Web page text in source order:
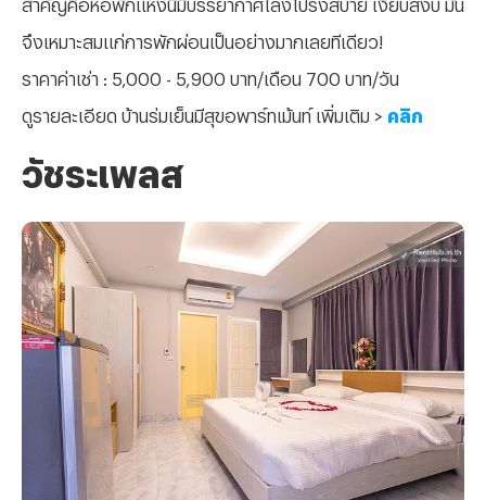
จึงเหมาะสมแก่การพักผ่อนเป็นอย่างมากเลยทีเดียว!
ราคาค่าเช่า : 5,000 - 5,900 บาท/เดือน 700 บาท/วัน
ดูรายละเอียด บ้านร่มเย็นมีสุขอพาร์ทเม้นท์ เพิ่มเติม > คลิก
วัชระเพลส